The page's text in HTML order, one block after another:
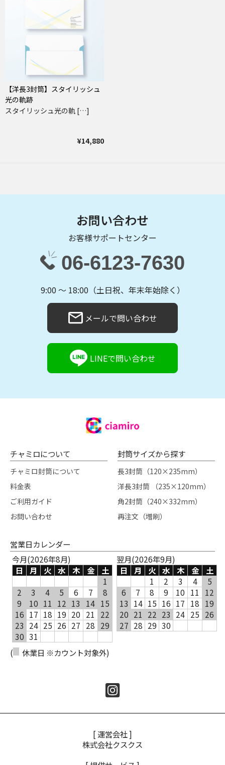
【洋長3封筒】スタイリッシュ
光の軌跡
スタイリッシュ光の軌 […]
¥14,880
お問い合わせ
お客様サポートセンター
06-6123-7630
9:00 〜 18:00（土日祝、年末年始除く）
メールで問い合わせ
LINEで問い合わせ
チャミロについて
チャミロ封筒について
料金表
ご利用ガイド
お問い合わせ
封筒サイズから探す
長3封筒（120×235mm）
洋長3封筒 （235×120mm）
角2封筒（240×332mm）
再注文（増刷）
営業日カレンダー
今月(2026年8月)
日
月 火 水 木 金
土
1
2
3 4 5 6 7
8
9
10 11 12 13 14 15
16 17 18 19 20 21
22
23 24 25 26 27 28 29
30 31
翌月(2026年9月)
日
月 火 水 木 金
土
1
2 3 4
5
6
7 8 9 10 11
12
13 14 15 16 17 18 19
20 21 22 23 24 25 26
27 28 29 30
( 休業日 ※カウント対象外)
[ 運営会社 ]
株式会社クスクス